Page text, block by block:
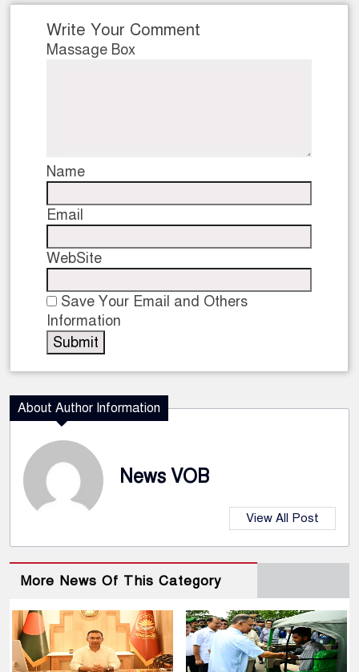
Write Your Comment
Massage Box
Name
Email
WebSite
Save Your Email and Others
Information
About Author Information
News VOB
View All Post
More News Of This Category